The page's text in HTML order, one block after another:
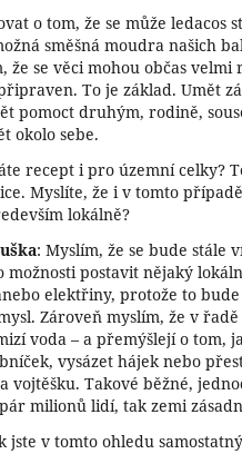
o tom, že se může ledacos
směšná moudra našich
že se věci mohou občas velmi
To je základ. Umět
pomoct druhým, rodině,
okolo sebe.
recept i pro územní celky?
Myslíte, že i v tomto
lokálně?
: Myslím, že se bude stále
možnosti postavit nějaký
elektřiny, protože to
Zároveň myslím, že v
voda – a přemýšlejí o tom,
vysázet hájek nebo
vojtěšku. Takové běžné,
milionů lidí, tak zemi
jste v tomto ohledu